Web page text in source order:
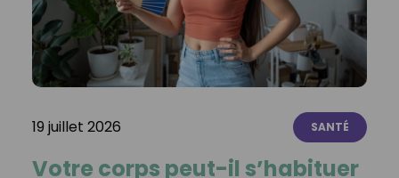
19 juillet 2026 SANTÉ
Votre corps peut-il s’habituer